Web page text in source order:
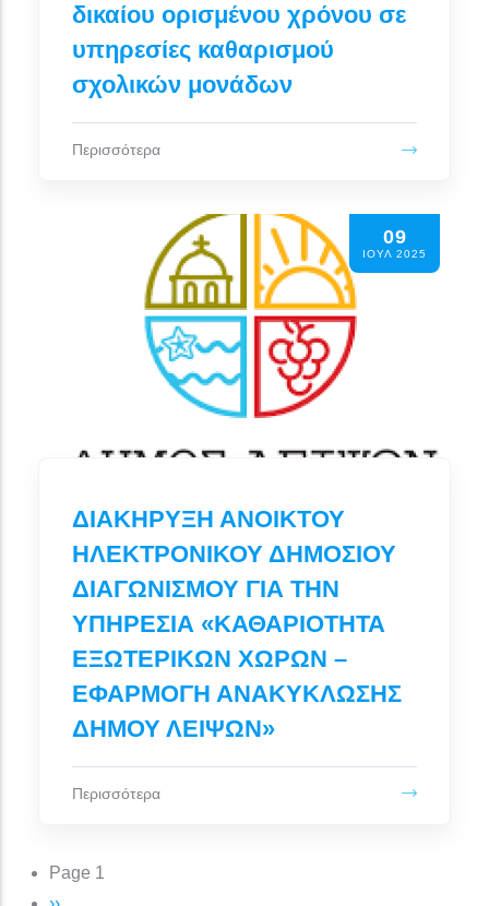
δικαίου ορισμένου χρόνου σε
υπηρεσίες καθαρισμού
σχολικών μονάδων
Περισσότερα
09
ΙΟΥΛ 2025
ΔΙΑΚΗΡΥΞΗ ΑΝΟΙΚΤΟΥ
ΗΛΕΚΤΡΟΝΙΚΟΥ ΔΗΜΟΣΙΟΥ
ΔΙΑΓΩΝΙΣΜΟΥ ΓΙΑ ΤΗΝ
ΥΠΗΡΕΣΙΑ «ΚΑΘΑΡΙΟΤΗΤΑ
ΕΞΩΤΕΡΙΚΩΝ ΧΩΡΩΝ –
ΕΦΑΡΜΟΓΗ ΑΝΑΚΥΚΛΩΣΗΣ
ΔΗΜΟΥ ΛΕΙΨΩΝ»
Περισσότερα
Σελιδοποίηση
Page 1
Next page